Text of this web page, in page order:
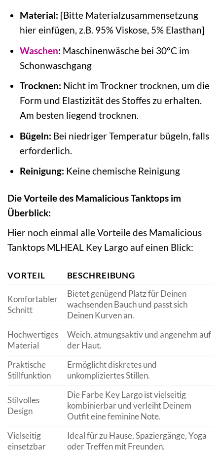
Material: [Bitte Materialzusammensetzung
hier einfügen, z.B. 95% Viskose, 5% Elasthan]
Waschen: Maschinenwäsche bei 30°C im
Schonwaschgang
Trocknen: Nicht im Trockner trocknen, um die
Form und Elastizität des Stoffes zu erhalten.
Am besten liegend trocknen.
Bügeln: Bei niedriger Temperatur bügeln, falls
erforderlich.
Reinigung: Keine chemische Reinigung
Die Vorteile des Mamalicious Tanktops im
Überblick:
Hier noch einmal alle Vorteile des Mamalicious
Tanktops MLHEAL Key Largo auf einen Blick:
VORTEIL BESCHREIBUNG
Komfortabler
Schnitt
Bietet genügend Platz für Deinen
wachsenden Bauch und passt sich
Deinen Kurven an.
Hochwertiges
Material
Weich, atmungsaktiv und angenehm auf
der Haut.
Praktische
Stillfunktion
Ermöglicht diskretes und
unkompliziertes Stillen.
Stilvolles
Design
Die Farbe Key Largo ist vielseitig
kombinierbar und verleiht Deinem
Outfit eine feminine Note.
Vielseitig
einsetzbar
Ideal für zu Hause, Spaziergänge, Yoga
oder Treffen mit Freunden.